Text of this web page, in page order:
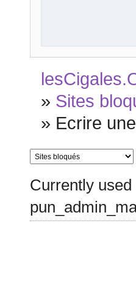
» Sites
» Ecrire
Currently